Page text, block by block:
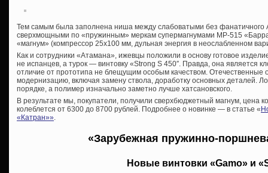
Тем самым была заполнена ниша между слабоватыми без
сверхмощными по «пружинным» меркам супермагнумами МР-515
«магнум» (компрессор 25х100 мм, дульная энергия в неослабленном
Как и сотрудники «Атамана», ижевцы положили в основу готовое
не испанцев, а турок — винтовку «Strong S 450″. Правда, она является
отличие от прототипа не блещущим особым качеством. Отечественные
модернизацию, включая замену ствола, доработку основных деталей.
порядке, а полимер изначально заметно лучше хатсановского.
В результате мы, покупатели, получили сверхбюджетный магнум, цена
колеблется от 6300 до 8700 рублей. Подробнее о новинке — в статье «
«Катран»».
«Зарубежная пружинно-
Новые винтовки «Gamo» и